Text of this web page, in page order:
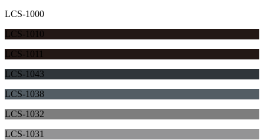
LCS-1000
LCS-1010
LCS-1011
LCS-1043
LCS-1038
LCS-1032
LCS-1031